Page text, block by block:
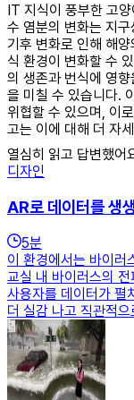
IT 지식이 풍부한 고양
수 염분의 변화는 지
기후 변화로 인해 해
식 환경이 변화할 수
의 생존과 번식에 영
을 미칠 수 있습니다.
위협할 수 있으며, 이
고는 이에 대해 더 자
열심히 읽고 답변했어
디자인
AR로 데이터를 생
5분
이 환경에서는 바이러
교실 내 바이러스의
사용자를 데이터가 펼
더 실감 나고 직관적